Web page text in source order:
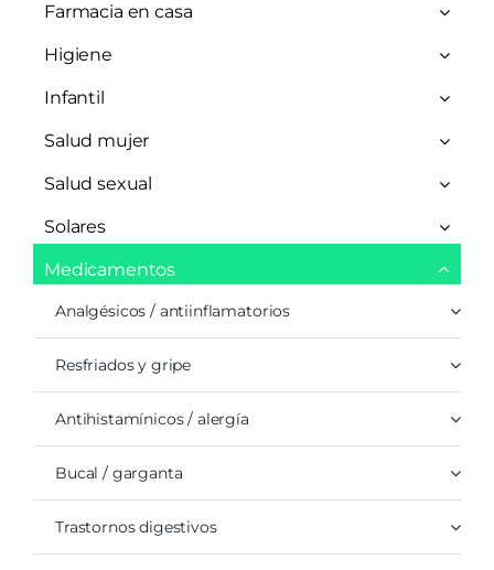
Farmacia en casa
Higiene
Infantil
Salud mujer
Salud sexual
Solares
Medicamentos
Analgésicos / antiinflamatorios
Resfriados y gripe
Antihistamínicos / alergía
Bucal / garganta
Trastornos digestivos